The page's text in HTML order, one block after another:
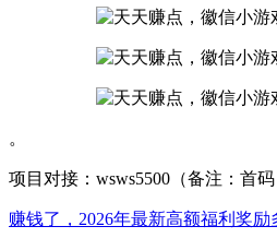
。
项目对接：wsws5500（备注：首码
赚钱了，2026年最新高额福利奖励